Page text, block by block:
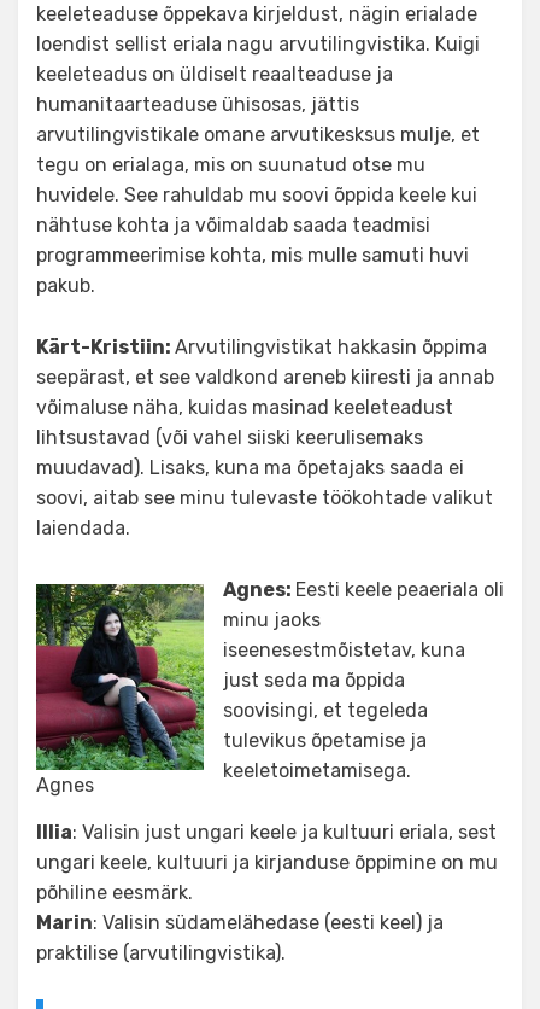
keeleteaduse õppekava kirjeldust, nägin erialade
loendist sellist eriala nagu arvutilingvistika. Kuigi
keeleteadus on üldiselt reaalteaduse ja
humanitaarteaduse ühisosas, jättis
arvutilingvistikale omane arvutikesksus mulje, et
tegu on erialaga, mis on suunatud otse mu
huvidele. See rahuldab mu soovi õppida keele kui
nähtuse kohta ja võimaldab saada teadmisi
programmeerimise kohta, mis mulle samuti huvi
pakub.
Kärt-Kristiin: Arvutilingvistikat hakkasin õppima
seepärast, et see valdkond areneb kiiresti ja annab
võimaluse näha, kuidas masinad keeleteadust
lihtsustavad (või vahel siiski keerulisemaks
muudavad). Lisaks, kuna ma õpetajaks saada ei
soovi, aitab see minu tulevaste töökohtade valikut
laiendada.
Agnes
Agnes: Eesti keele peaeriala oli
minu jaoks
iseenesestmõistetav, kuna
just seda ma õppida
soovisingi, et tegeleda
tulevikus õpetamise ja
keeletoimetamisega.
Illia: Valisin just ungari keele ja kultuuri eriala, sest
ungari keele, kultuuri ja kirjanduse õppimine on mu
põhiline eesmärk.
Marin: Valisin südamelähedase (eesti keel) ja
praktilise (arvutilingvistika).